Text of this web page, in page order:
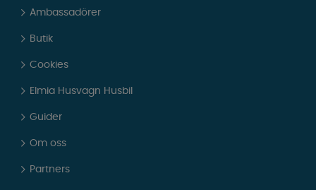
Ambassadörer
Butik
Cookies
Elmia Husvagn Husbil
Guider
Om oss
Partners